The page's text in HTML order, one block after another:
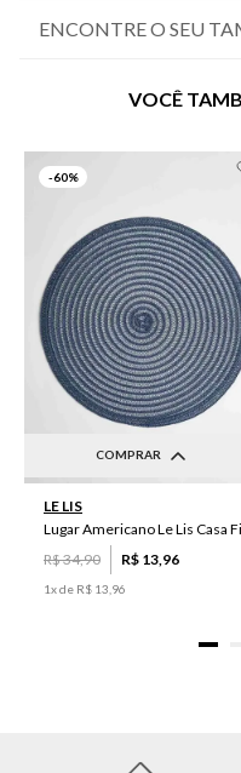
ENCONTRE O SEU
VOCÊ
-60%
COMPRAR
LE LIS
R$34,90 R$ 13 96
1x de R$ 13 96